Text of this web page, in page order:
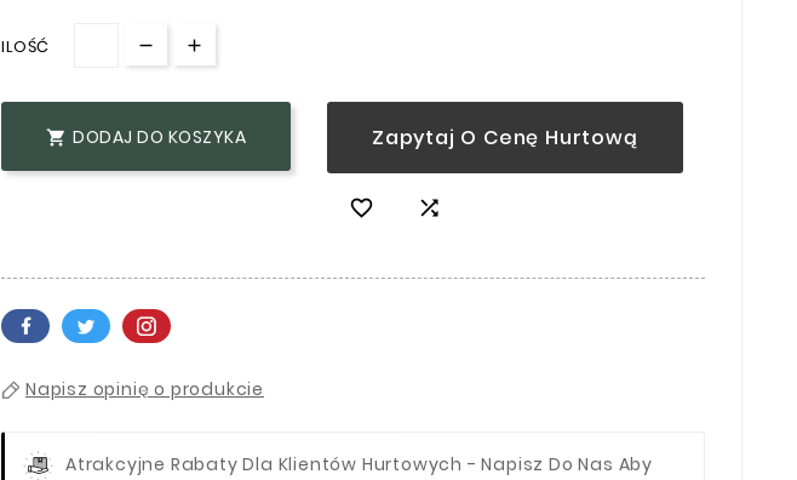
ILOŚĆ
 DODAJ DO KOSZYKA Zapytaj O Cenę Hurtową
 
Napisz opinię o produkcie
Atrakcyjne Rabaty Dla Klientów Hurtowych - Napisz Do Nas Aby